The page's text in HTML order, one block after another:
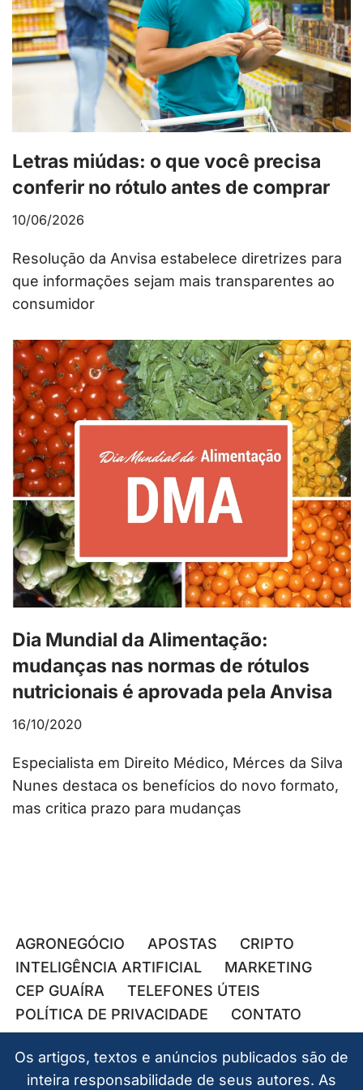
Letras miúdas: o que você precisa
conferir no rótulo antes de comprar
10/06/2026
Resolução da Anvisa estabelece diretrizes para
que informações sejam mais transparentes ao
consumidor
Dia Mundial da Alimentação:
mudanças nas normas de rótulos
nutricionais é aprovada pela Anvisa
16/10/2020
Especialista em Direito Médico, Mérces da Silva
Nunes destaca os benefícios do novo formato,
mas critica prazo para mudanças
AGRONEGÓCIO APOSTAS
CRIPTO
INTELIGÊNCIA ARTIFICIAL
MARKETING
CEP GUAÍRA
TELEFONES ÚTEIS
POLÍTICA DE PRIVACIDADE
CONTATO
Os artigos, textos e anúncios publicados são de
inteira responsabilidade de seus autores. As